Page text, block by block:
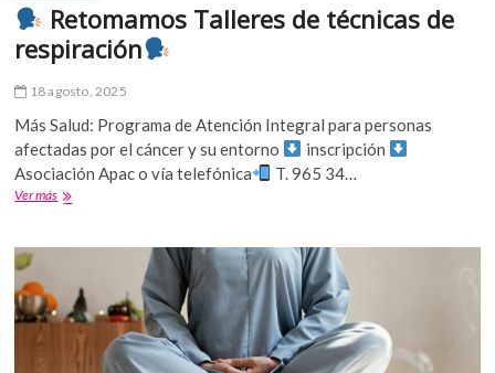
Retomamos Talleres de técnicas de
respiración
18 agosto, 2025
Más Salud: Programa de Atención Integral para personas
afectadas por el cáncer y su entorno
inscripción
Asociación Apac o vía telefónica
T. 965 34…
Ver más
de
respiración